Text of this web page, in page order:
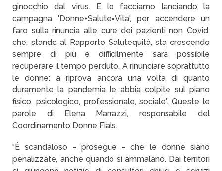
ginocchio dal virus. E lo facciamo lanciando la
campagna 'Donne+Salute=Vita', per accendere un
faro sulla rinuncia alle cure dei pazienti non Covid,
che, stando al Rapporto Salutequità, sta crescendo
sempre di più e difficilmente sarà possibile
recuperare il tempo perduto. A rinunciare soprattutto
le donne: a riprova ancora una volta di quanto
duramente la pandemia le abbia colpite sul piano
fisico, psicologico, professionale, sociale”. Queste le
parole di Elena Marrazzi, responsabile del
Coordinamento Donne Fials.
“È scandaloso - prosegue - che le donne siano
penalizzate, anche quando si ammalano. Dai territori